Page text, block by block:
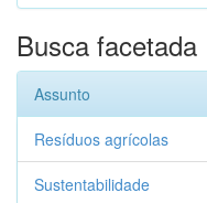
Busca facetada
Assunto
Resíduos agrícolas
Sustentabilidade